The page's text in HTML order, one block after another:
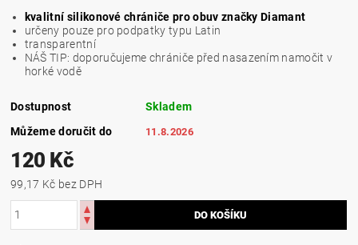
kvalitní silikonové chrániče pro obuv značky Diamant
určeny pouze pro podpatky typu Latin
transparentní
NÁŠ TIP: doporučujeme chrániče před nasazením namočit v
horké vodě
Dostupnost
Skladem
Můžeme doručit do
11.8.2026
120 Kč
99,17 Kč bez DPH